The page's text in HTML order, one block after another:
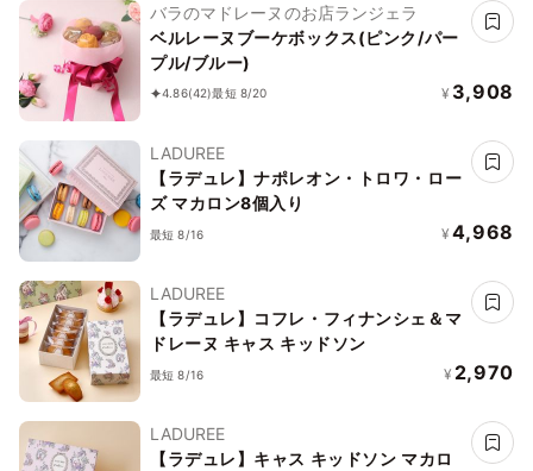
バラのマドレーヌのお店ランジェラ
ベルレーヌブーケボックス(ピンク/パー
プル/ブルー)
4.86(42)最短 8/20 ¥ 3,908
LADUREE
【ラデュレ】ナポレオン・トロワ・ロー
ズ マカロン8個入り
最短 8/16 ¥ 4,968
LADUREE
【ラデュレ】コフレ・フィナンシェ＆マ
ドレーヌ キャス キッドソン
最短 8/16 ¥ 2,970
LADUREE
【ラデュレ】キャス キッドソン マカロ